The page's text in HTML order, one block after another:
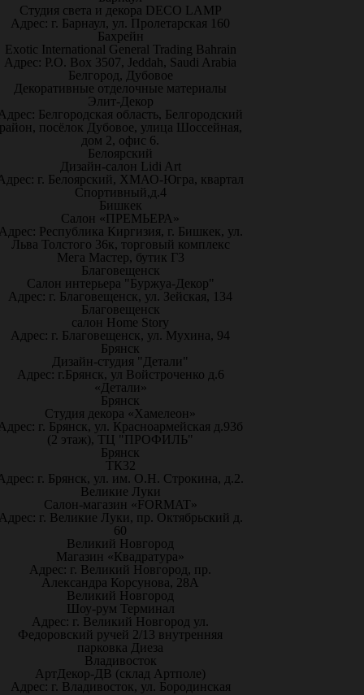
Студия света и декора DECO LAMP
Адрес: г. Барнаул, ул. Пролетарская 160
Бахрейн
Exotic International General Trading Bahrain
Адрес: P.O. Box 3507, Jeddah, Saudi Arabia
Белгород, Дубовое
Декоративные отделочные материалы
Элит-Декор
Белгородская область, Белгородский
посёлок Дубовое, улица Шоссейная,
дом 2, офис 6.
Белоярский
Дизайн-салон Lidi Art
г. Белоярский, ХМАО-Югра, квартал
Спортивный,д.4
Бишкек
Салон «ПРЕМЬЕРА»
Республика Киргизия, г. Бишкек, ул.
Льва Толстого 36к, торговый комплекс
Мега Мастер, бутик Г3
Благовещенск
Салон интерьера "Буржуа-Декор"
Адрес: г. Благовещенск, ул. Зейская, 134
Благовещенск
салон Home Story
Адрес: г. Благовещенск, ул. Мухина, 94
Брянск
Дизайн-студия "Детали"
Адрес: г.Брянск, ул Войстроченко д.6
«Детали»
Брянск
Студия декора «Хамелеон»
г. Брянск, ул. Красноармейская д.93б
(2 этаж), ТЦ "ПРОФИЛЬ"
Брянск
ТК32
г. Брянск, ул. им. О.Н. Строкина, д.2.
Великие Луки
Салон-магазин «FORMAT»
г. Великие Луки, пр. Октябрьский д.
60
Великий Новгород
Магазин «Квадратура»
Адрес: г. Великий Новгород, пр.
Александра Корсунова, 28А
Великий Новгород
Шоу-рум Терминал
Адрес: г. Великий Новгород ул.
Федоровский ручей 2/13 внутренняя
парковка Диеза
Владивосток
АртДекор-ДВ (склад Артполе)
Адрес: г. Владивосток, ул. Бородинская